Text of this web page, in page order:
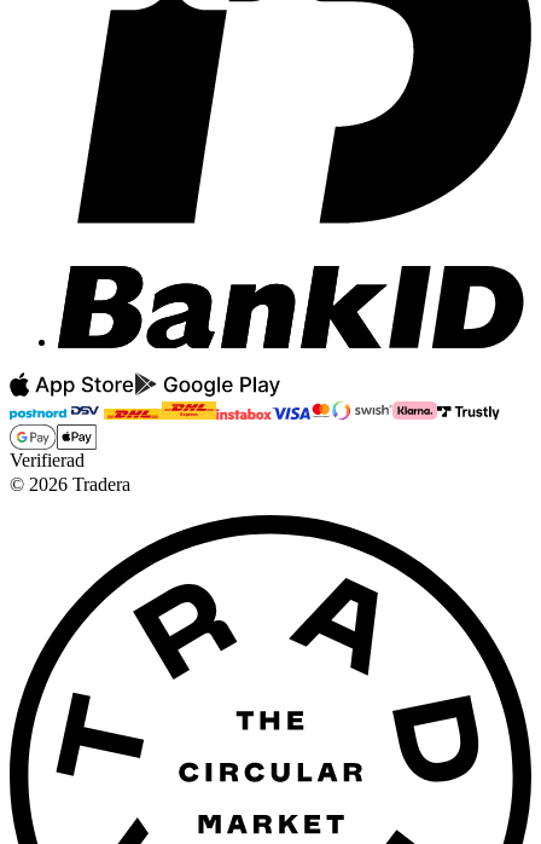
Verifierad
© 2026 Tradera